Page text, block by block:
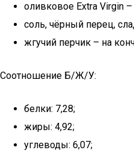
оливковое Extra Virgin
соль, чёрный перец,
жгучий перчик – на
Соотношение Б/Ж/У:
белки: 7,28;
жиры: 4,92;
углеводы: 6,07;